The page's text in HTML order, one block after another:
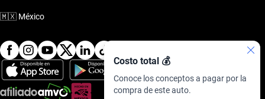
Costo total 💰
Conoce los conceptos a pagar por la
compra de este auto.
🇲🇽 México